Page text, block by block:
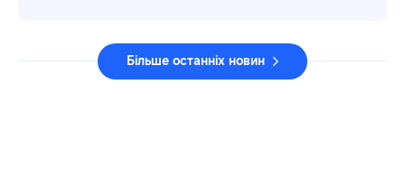
Більше останніх новин